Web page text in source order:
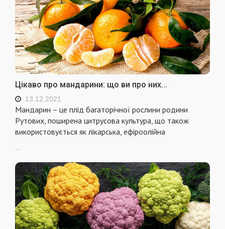
Цікаво про мандарини: що ви про них...
13.12.2021
Мандарин – це плід багаторічної рослини родини
Рутових, поширена цитрусова культура, що також
використовується як лікарська, ефіроолійна